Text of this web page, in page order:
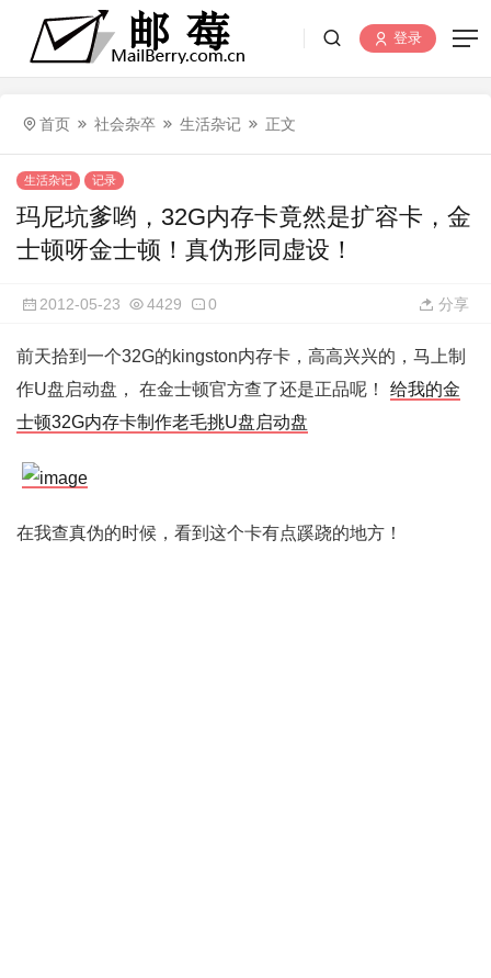
登录
首页 社会杂卒 生活杂记 正文
生活杂记 记录
玛尼坑爹哟，32G内存卡竟然是扩容卡，金
士顿呀金士顿！真伪形同虚设！
2012-05-23 4429 0 分享
前天拾到一个32G的kingston内存卡，高高兴兴的，马上制
作U盘启动盘， 在金士顿官方查了还是正品呢！
给我的金
士顿32G内存卡制作老毛挑U盘启动盘
在我查真伪的时候，看到这个卡有点蹊跷的地方！